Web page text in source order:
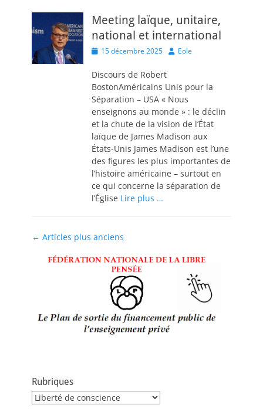
Meeting laïque, unitaire,
national et international
Posted15 décembre 2025 Author
Eole
Discours de Robert
BostonAméricains Unis pour la
Séparation – USA « Nous
enseignons au monde » : le déclin
et la chute de la vision de l’État
laïque de James Madison aux
États-Unis James Madison est l’une
des figures les plus importantes de
l’histoire américaine – surtout en
ce qui concerne la séparation de
l’Église Lire plus …
Navigation
articles
← Articles plus anciens
Rubriques
Rubriques